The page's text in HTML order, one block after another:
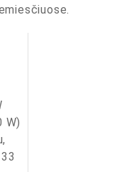
W)